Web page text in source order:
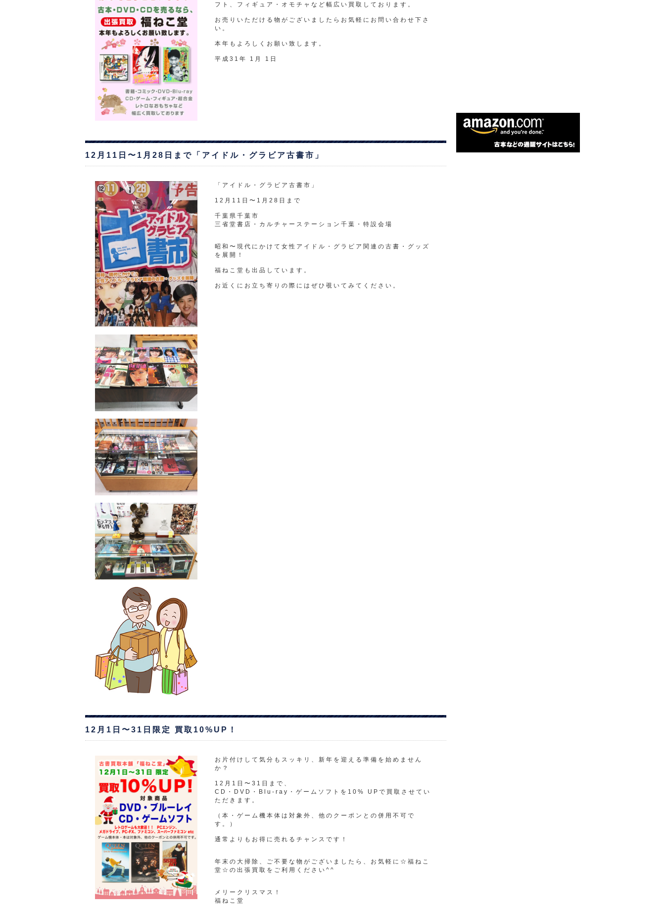
フト、フィギュア・オモチャなど幅広い買取しております。
お売りいただける物がございましたらお気軽にお問い合わせ下さ
い。
本年もよろしくお願い致します。
平成31年 1月 1日
12月11日〜1月28日まで「アイドル・グラビア古書市」
「アイドル・グラビア古書市」
12月11日〜1月28日まで
千葉県千葉市
三省堂書店・カルチャーステーション千葉・特設会場
昭和〜現代にかけて女性アイドル・グラビア関連の古書・グッズ
を展開！
福ねこ堂も出品しています。
お近くにお立ち寄りの際にはぜひ覗いてみてください。
12月1日〜31日限定 買取10%UP！
お片付けして気分もスッキリ、新年を迎える準備を始めません
か？
12月1日〜31日まで、
CD・DVD・Blu-ray・ゲームソフトを10% UPで買取させてい
ただきます。
（本・ゲーム機本体は対象外、他のクーポンとの併用不可で
す。）
通常よりもお得に売れるチャンスです！
年末の大掃除、ご不要な物がございましたら、お気軽に☆福ねこ
堂☆の出張買取をご利用ください^^
メリークリスマス！
福ねこ堂